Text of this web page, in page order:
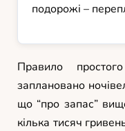
подорожі –
Правило
заплановано
що “про запас”
кілька тисяч